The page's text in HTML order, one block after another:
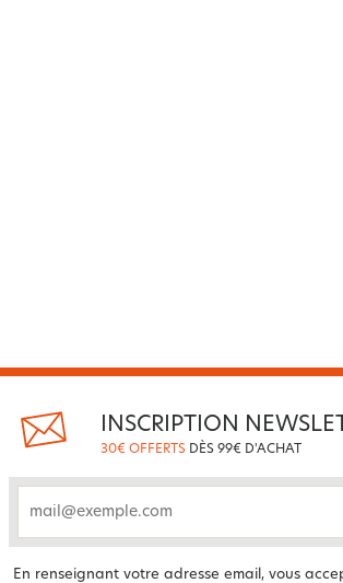
INSCRIPTION
30€ OFFERTS DÈS 99€ D'ACHAT
email
En renseignant votre adresse email, vous